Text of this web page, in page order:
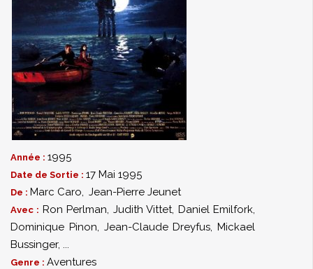
Année : 1995
Date de Sortie : 17 Mai 1995
De : Marc Caro, Jean-Pierre Jeunet
Avec : Ron Perlman, Judith Vittet, Daniel Emilfork,
Dominique Pinon, Jean-Claude Dreyfus, Mickael
Bussinger, ...
Genre : Aventures